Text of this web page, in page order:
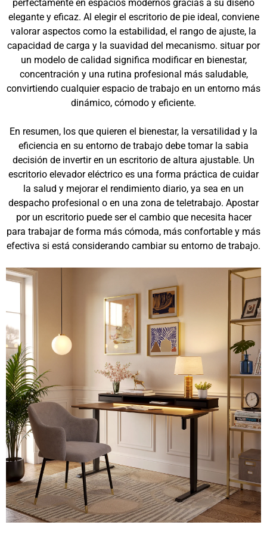
perfectamente en espacios modernos gracias a su diseño
elegante y eficaz. Al elegir el escritorio de pie ideal, conviene
valorar aspectos como la estabilidad, el rango de ajuste, la
capacidad de carga y la suavidad del mecanismo. situar por
un modelo de calidad significa modificar en bienestar,
concentración y una rutina profesional más saludable,
convirtiendo cualquier espacio de trabajo en un entorno más
dinámico, cómodo y eficiente.
En resumen, los que quieren el bienestar, la versatilidad y la
eficiencia en su entorno de trabajo debe tomar la sabia
decisión de invertir en un escritorio de altura ajustable. Un
escritorio elevador eléctrico es una forma práctica de cuidar
la salud y mejorar el rendimiento diario, ya sea en un
despacho profesional o en una zona de teletrabajo. Apostar
por un escritorio puede ser el cambio que necesita hacer
para trabajar de forma más cómoda, más confortable y más
efectiva si está considerando cambiar su entorno de trabajo.